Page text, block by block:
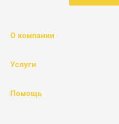
О компании
Услуги
Помощь